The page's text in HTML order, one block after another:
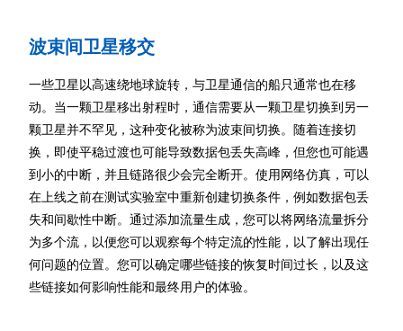
波束间卫星移交
一些卫星以高速绕地球旋转，与卫星通信的船只通常也在移
动。当一颗卫星移出射程时，通信需要从一颗卫星切换到另一
颗卫星并不罕见，这种变化被称为波束间切换。随着连接切
换，即使平稳过渡也可能导致数据包丢失高峰，但您也可能遇
到小的中断，并且链路很少会完全断开。使用网络仿真，可以
在上线之前在测试实验室中重新创建切换条件，例如数据包丢
失和间歇性中断。通过添加流量生成，您可以将网络流量拆分
为多个流，以便您可以观察每个特定流的性能，以了解出现任
何问题的位置。您可以确定哪些链接的恢复时间过长，以及这
些链接如何影响性能和最终用户的体验。